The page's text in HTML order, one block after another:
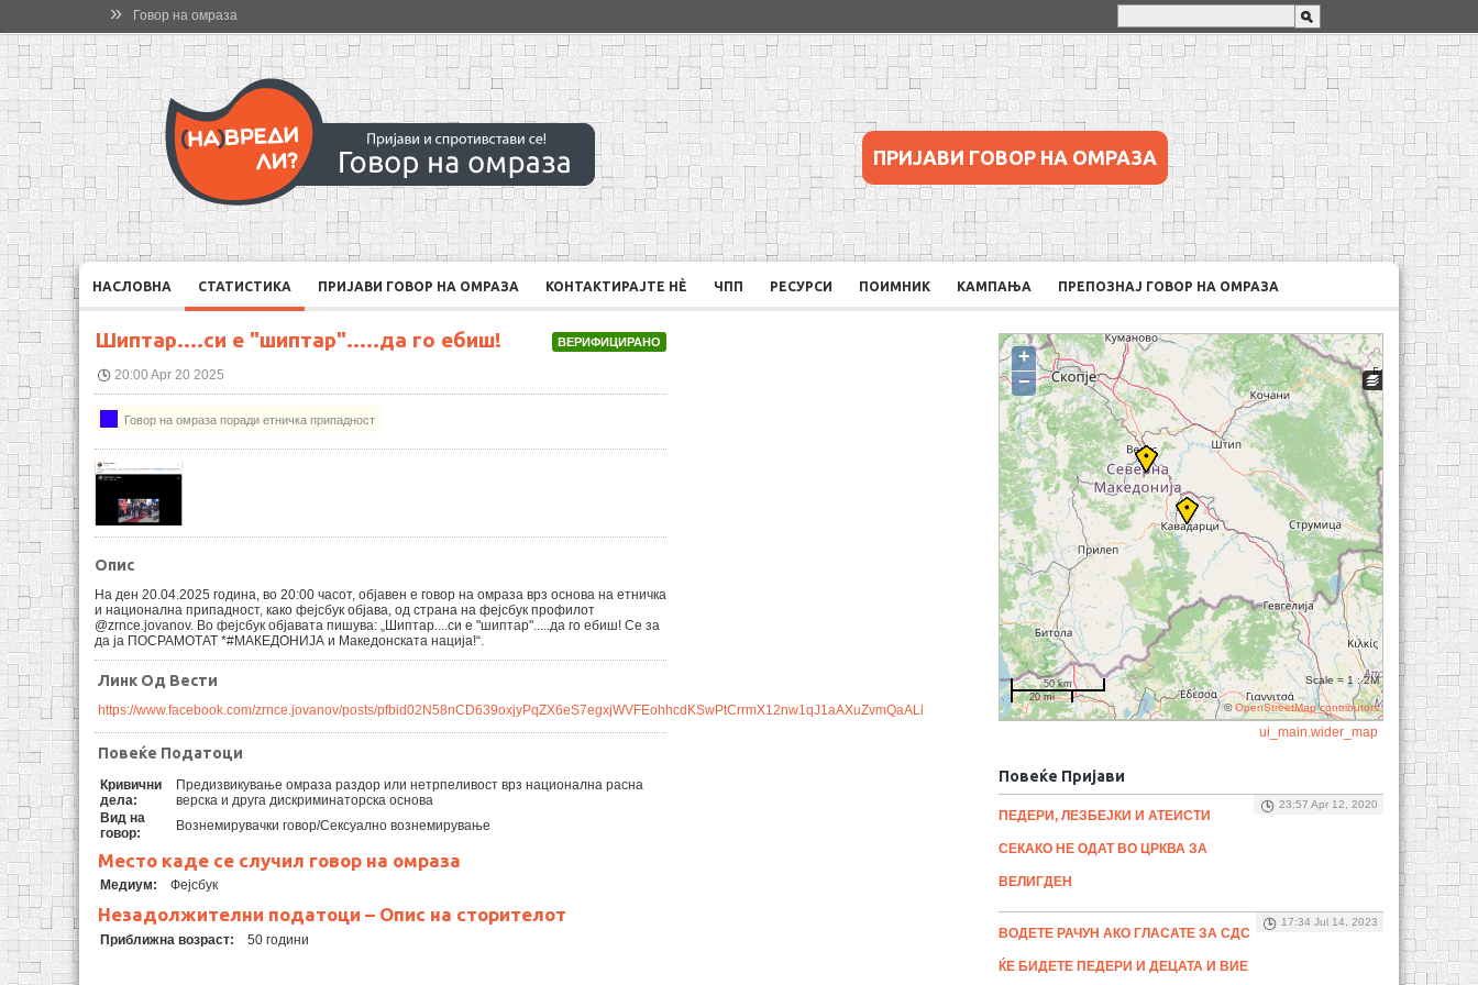
» Говор на омраза
ПРИЈАВИ ГОВОР НА ОМРАЗА
НАСЛОВНА СТАТИСТИКА ПРИЈАВИ ГОВОР НА ОМРАЗА КОНТАКТИРАЈТЕ НÈ ЧПП РЕСУРСИ ПОИМНИК КАМПАЊА ПРЕПОЗНАЈ ГОВОР НА ОМРАЗА
ВЕРИФИЦИРАНО
Шиптар....си е "шиптар".....да го ебиш!
20:00 Apr 20 2025
Говор на омраза поради етничка припадност
Опис
На ден 20.04.2025 година, во 20:00 часот, објaвен е говор на омраза врз основа на етничка
и национална припадност, како фејсбук објава, од страна на фејсбук профилот
@zrnce.jovanov. Во фејсбук објавата пишува: „Шиптар....си е "шиптар".....да го ебиш! Се за
да ја ПОСРАМОТАТ *#МАКЕДОНИЈА и Македонската нација!“.
Линк Од Вести
https://www.facebook.com/zrnce.jovanov/posts/pfbid02N58nCD639oxjyPqZX6eS7egxjWVFEohhcdKSwPtCrrmX12nw1qJ1aAXuZvmQaALl
Повеќе Податоци
Кривични
дела:
Предизвикување омраза раздор или нетрпеливост врз национална расна
верска и друга дискриминаторска основа
Вид на
говор:
Вознемирувачки говор/Сексуално вознемирување
Место каде се случил говор на омраза
Медиум: Фејсбук
Незадолжителни податоци – Опис на сторителот
Приближна возраст: 50 години
+
−
50 km
20 mi
Scale = 1 : 2M
©OpenStreetMap contributors
ui_main.wider_map
Повеќе Пријави
ПЕДЕРИ, ЛЕЗБЕЈКИ И АТЕИСТИ
СЕКАКО НЕ ОДАТ ВО ЦРКВА ЗА
ВЕЛИГДЕН
23:57 Apr 12, 2020
ВОДЕТЕ РАЧУН АКО ГЛАСАТЕ ЗА СДС
ЌЕ БИДЕТЕ ПЕДЕРИ И ДЕЦАТА И ВИЕ
17:34 Jul 14, 2023